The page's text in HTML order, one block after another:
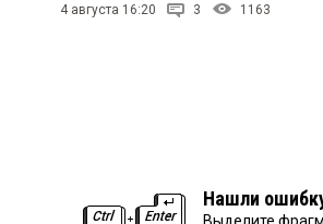
4 августа 16:20 3 1163
Нашли
Выделите